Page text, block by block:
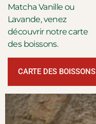
Matcha Vanille ou
Lavande, venez
découvrir notre carte
des boissons.
CARTE DES BOISSONS